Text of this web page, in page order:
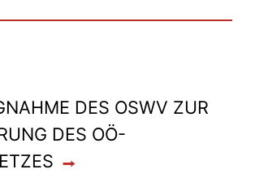
DES OSWV ZUR
DES OÖ-